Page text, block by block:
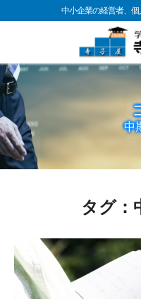
中小企業の経営者、個
中
タグ：